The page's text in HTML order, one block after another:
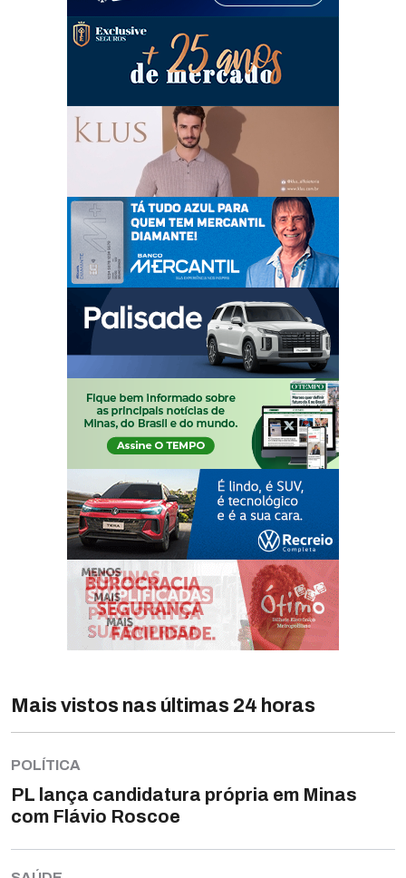
Mais vistos nas últimas 24 horas
POLÍTICA
PL lança candidatura própria em Minas
com Flávio Roscoe